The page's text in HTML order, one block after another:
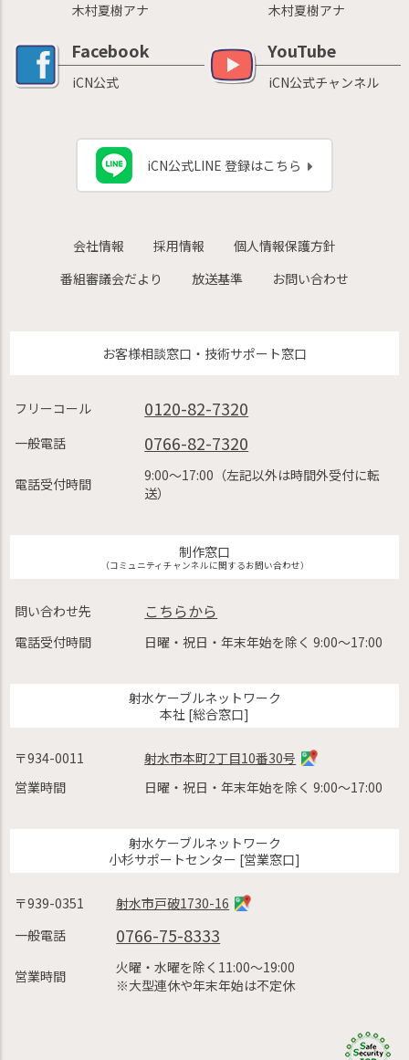
木村夏樹アナ
木村夏樹アナ
Facebook
iCN公式
YouTube
iCN公式チャンネル
iCN公式LINE 登録はこちら
会社情報 採用情報
個人情報保護方針
番組審議会だより
放送基準 お問い合わせ
お客様相談窓口・技術サポート窓口
フリーコール 0120-82-7320
一般電話 0766-82-7320
電話受付時間
9:00〜17:00（左記以外は時間外受付に転
送）
制作窓口
（コミュニティチャンネルに関するお問い合わせ）
問い合わせ先 こちらから
電話受付時間 日曜・祝日・年末年始を除く 9:00〜17:00
射水ケーブルネットワーク
本社 [総合窓口]
〒934-0011
射水市本町2丁目10番30号
営業時間
日曜・祝日・年末年始を除く 9:00〜17:00
射水ケーブルネットワーク
小杉サポートセンター [営業窓口]
〒939-0351
射水市戸破1730-16
一般電話
0766-75-8333
営業時間
火曜・水曜を除く11:00〜19:00
※大型連休や年末年始は不定休